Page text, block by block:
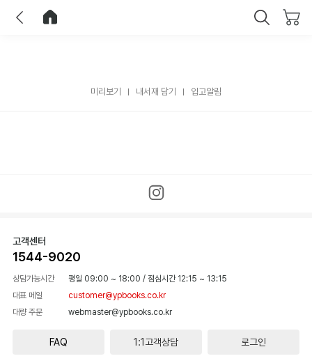
미리보기 내서재 담기 입고알림
고객센터
1544-9020
상담가능시간 평일 09:00 ~ 18:00 / 점심시간 12:15 ~ 13:15
대표 메일
customer@ypbooks.co.kr
대량 주문
webmaster@ypbooks.co.kr
FAQ 1:1고객상담 로그인